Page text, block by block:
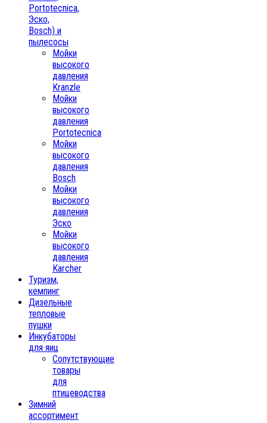
Portotecnica,
Эско,
Bosch) и
пылесосы
Мойки
высокого
давления
Kranzle
Мойки
высокого
давления
Portotecnica
Мойки
высокого
давления
Bosch
Мойки
высокого
давления
Эско
Мойки
высокого
давления
Karcher
Туризм,
кемпинг
Дизельные
тепловые
пушки
Инкубаторы
для яиц
Сопутствующие
товары
для
птицеводства
Зимний
ассортимент